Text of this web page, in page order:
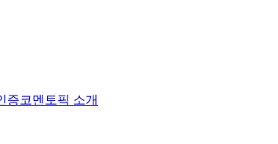
증코멘토픽 소개